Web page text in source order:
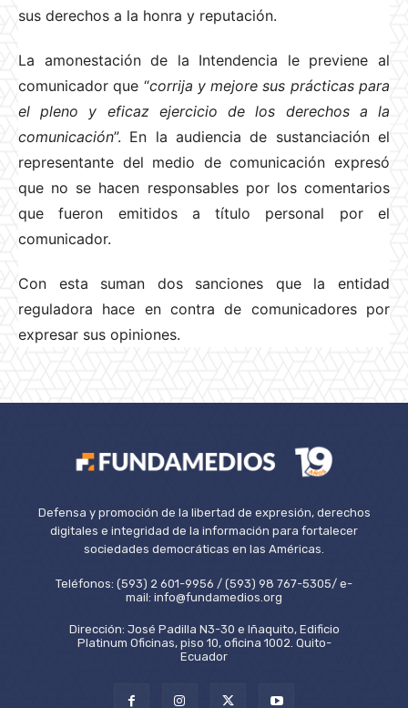
sus derechos a la honra y reputación.
La amonestación de la Intendencia le previene al
comunicador que “corrija y mejore sus prácticas para
el pleno y eficaz ejercicio de los derechos a la
comunicación”. En la audiencia de sustanciación el
representante del medio de comunicación expresó
que no se hacen responsables por los comentarios
que fueron emitidos a título personal por el
comunicador.
Con esta suman dos sanciones que la entidad
reguladora hace en contra de comunicadores por
expresar sus opiniones.
Defensa y promoción de la libertad de expresión, derechos
digitales e integridad de la información para fortalecer
sociedades democráticas en las Américas.
Teléfonos: (593) 2 601-9956 / (593) 98 767-5305/ e-
mail: info@fundamedios.org
Dirección: José Padilla N3-30 e Iñaquito, Edificio
Platinum Oficinas, piso 10, oficina 1002. Quito-
Ecuador